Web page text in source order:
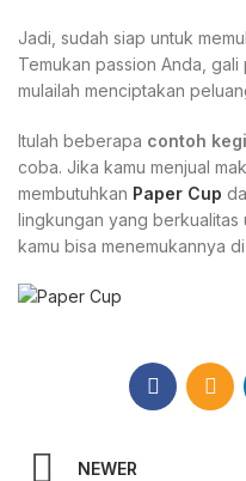
Jadi, sudah siap untuk
Temukan passion Anda,
mulailah menciptakan
Itulah beberapa contoh
coba. Jika kamu menjual
membutuhkan Paper Cup
lingkungan yang berkualitas
kamu bisa menemukannya di
NEWER